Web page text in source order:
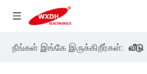
நீங்கள் இங்கே இருக்கிறீர்கள்: வீடு